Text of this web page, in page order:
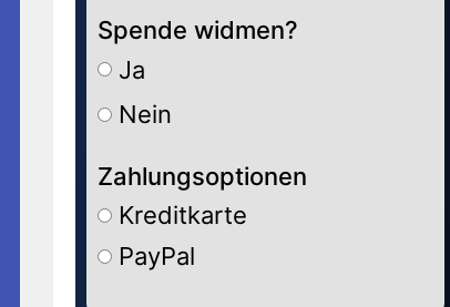
Spende widmen?
Ja
Nein
Zahlungsoptionen
Kreditkarte
PayPal